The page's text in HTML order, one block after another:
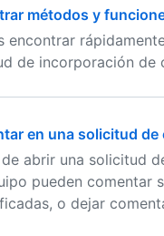
métodos y
encontrar
de incorporación de
en una solicitud de
abrir una solicitud
pueden comentar
o dejar